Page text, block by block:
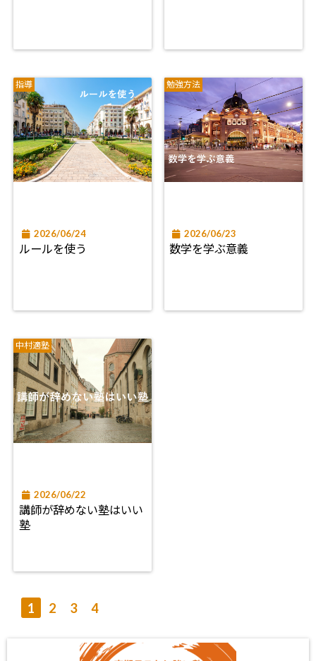
指導
2026/06/24
ルールを使う
勉強方法
2026/06/23
数学を学ぶ意義
中村適塾
2026/06/22
講師が辞めない塾はいい
塾
1 2 3 4